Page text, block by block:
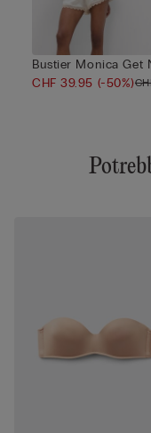
Bustier Monica Get
CHF 39.95 (-50%)